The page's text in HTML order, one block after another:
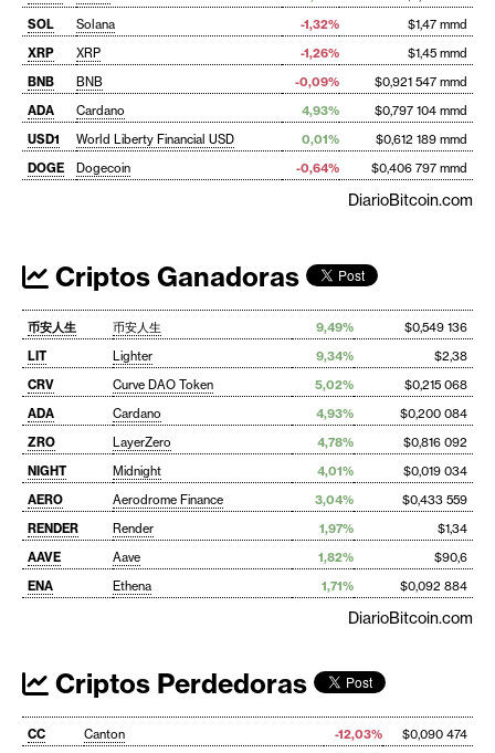
SOL
Solana -1,32%
$1,47 mmd
XRP
XRP -1,26%
$1,45 mmd
BNB
BNB -0,09%
$0,921 547 mmd
ADA
Cardano 4,93%
$0,797 104 mmd
USD1
World Liberty Financial USD 0,01%
$0,612 189 mmd
DOGE
Dogecoin -0,64% $0,406 797 mmd
DiarioBitcoin.com
Criptos Ganadoras
币安人生 币安人生 9,49%
$0,549 136
LIT
Lighter 9,34%
$2,38
CRV
Curve DAO Token 5,02%
$0,215 068
ADA
Cardano 4,93%
$0,200 084
ZRO
LayerZero 4,78%
$0,816 092
NIGHT
Midnight 4,01%
$0,019 034
AERO
Aerodrome Finance 3,04%
$0,433 559
RENDER
Render 1,97%
$1,34
AAVE
Aave 1,82%
$90,6
ENA
Ethena 1,71% $0,092 884
DiarioBitcoin.com
Criptos Perdedoras
CC Canton -12,03%
$0,090 474